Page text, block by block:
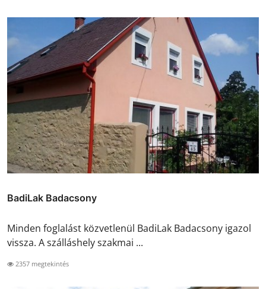
BadiLak Badacsony
Minden foglalást közvetlenül BadiLak Badacsony igazol
vissza. A szálláshely szakmai ...
2357 megtekintés